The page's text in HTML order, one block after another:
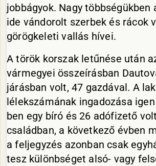
jobbágyok. Nagy többségükben
ide vándorolt szerbek és rácok
görögkeleti vallás hívei.
A török korszak letűnése után
vármegyei összeírásban
járásban volt, 47 gazdával. A
lélekszámának ingadozása
ben egy bíró és 26 adófizető
családban, a következő évben
a feljegyzés azonban csak
tesz különbséget alsó- vagy